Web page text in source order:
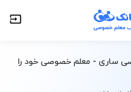
ساری - معلم خصوصی خود را
انتخاب درس